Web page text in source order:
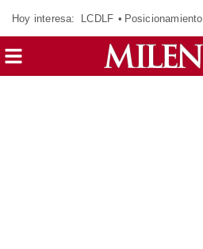
Hoy interesa: LCDLF Posicionamiento